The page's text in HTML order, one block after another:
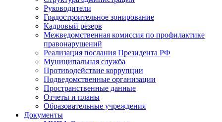
Руководители
Градостроительное зонирование
Кадровый резерв
Межведомственная комиссия по профилактике
правонарушений
Реализация послания Президента РФ
Муниципальная служба
Противодействие коррупции
Подведомственные организации
Пространственные данные
Отчеты и планы
Образовательные учреждения
Документы